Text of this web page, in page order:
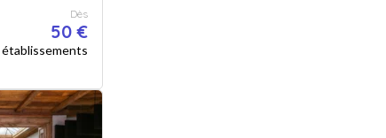
Dès
50 €
établissements